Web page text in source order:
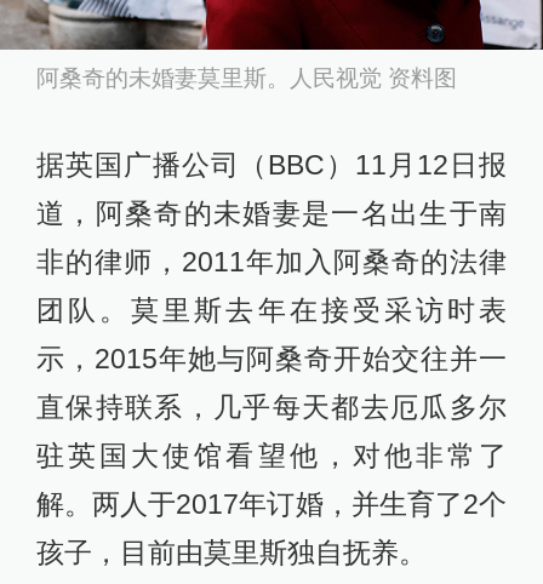
阿桑奇的未婚妻莫里斯。人民视觉 资料图
据英国广播公司（BBC）11月12日报
道，阿桑奇的未婚妻是一名出生于南
非的律师，2011年加入阿桑奇的法律
团队。莫里斯去年在接受采访时表
示，2015年她与阿桑奇开始交往并一
直保持联系，几乎每天都去厄瓜多尔
驻英国大使馆看望他，对他非常了
解。两人于2017年订婚，并生育了2个
孩子，目前由莫里斯独自抚养。